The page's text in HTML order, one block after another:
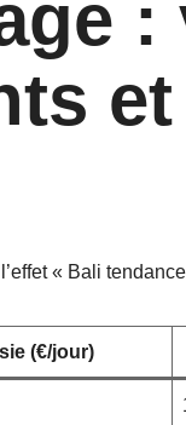
:
« Bali
(€/jour)